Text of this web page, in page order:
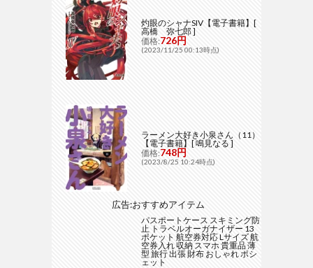
灼眼のシャナSIV【電子書籍】[
高橋 弥七郎 ]
価格:726円
(2023/11/25 00:13時点)
ラーメン大好き小泉さん（11）
【電子書籍】[ 鳴見なる ]
価格:748円
(2023/8/25 10:24時点)
広告:おすすめアイテム
パスポートケース スキミング防
止 トラベルオーガナイザー 13
ポケット 航空券対応 Lサイズ 航
空券入れ 収納 スマホ 貴重品 薄
型 旅行 出張 財布 おしゃれ ポシ
ェット